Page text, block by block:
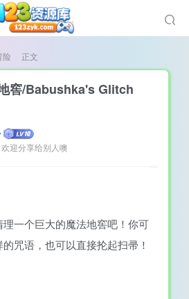
险 正文
窖/Babushka's Glitch
迎分享给别人噢
一个巨大的魔法地窖吧！你可
咒语，也可以直接抡起扫帚！